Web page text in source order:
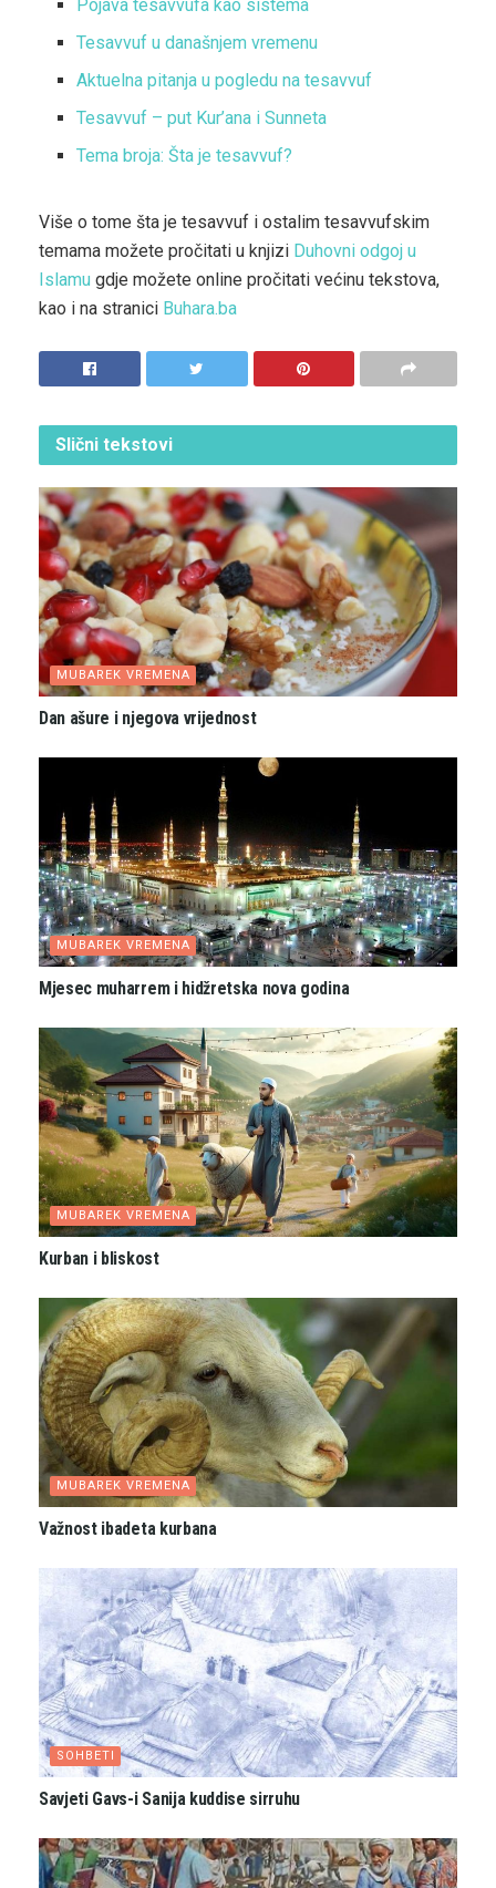
Pojava tesavvufa kao sistema
Tesavvuf u današnjem vremenu
Aktuelna pitanja u pogledu na tesavvuf
Tesavvuf – put Kur’ana i Sunneta
Tema broja: Šta je tesavvuf?
Više o tome šta je tesavvuf i ostalim tesavvufskim
temama možete pročitati u knjizi Duhovni odgoj u
Islamu gdje možete online pročitati većinu tekstova,
kao i na stranici Buhara.ba
Slični tekstovi
MUBAREK VREMENA
Dan ašure i njegova vrijednost
MUBAREK VREMENA
Mjesec muharrem i hidžretska nova godina
MUBAREK VREMENA
Kurban i bliskost
MUBAREK VREMENA
Važnost ibadeta kurbana
SOHBETI
Savjeti Gavs-i Sanija kuddise sirruhu